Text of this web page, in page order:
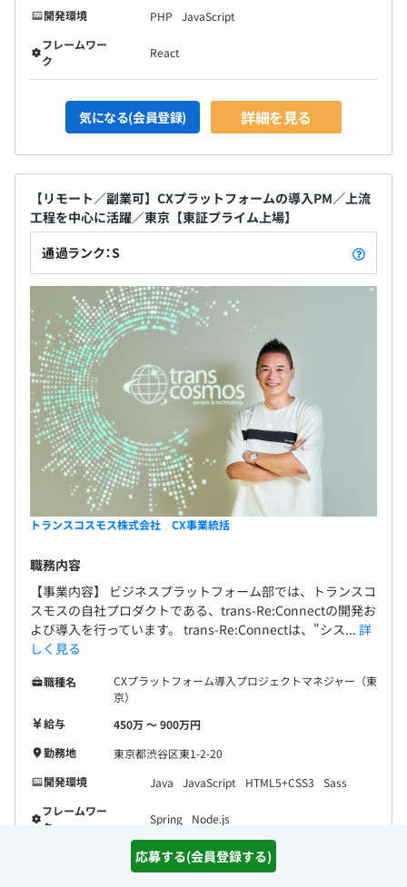
応募する(会員登録する)
開発環境
PHP
JavaScript
フレームワー
ク
React
気になる(会員登録) 詳細を見る
【リモート／副業可】CXプラットフォームの導入PM／上流
工程を中心に活躍／東京【東証プライム上場】
通過ランク：S
トランスコスモス株式会社 CX事業統括
職務内容
【事業内容】 ビジネスプラットフォーム部では、トランスコ
スモスの自社プロダクトである、trans-Re:Connectの開発お
よび導入を行っています。 trans-Re:Connectは、"シス... 詳
しく見る
職種名
CXプラットフォーム導入プロジェクトマネジャー（東
京）
給与
450万 〜 900万円
勤務地
東京都渋谷区東1-2-20
開発環境
Java JavaScript HTML5+CSS3
Sass
フレームワー
ク
Spring Node.js